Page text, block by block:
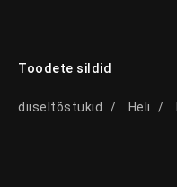
Toodete sildid
diiseltõstukid Heli